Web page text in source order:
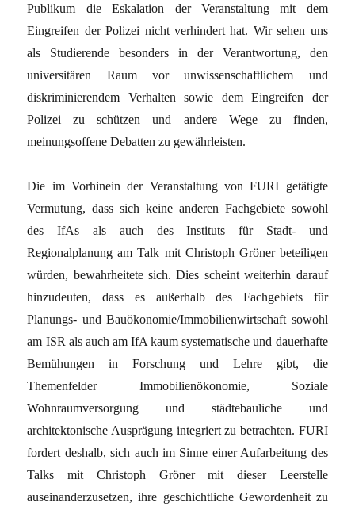
Publikum die Eskalation der Veranstaltung mit dem
Eingreifen der Polizei nicht verhindert hat. Wir sehen uns
als Studierende besonders in der Verantwortung, den
universitären Raum vor unwissenschaftlichem und
diskriminierendem Verhalten sowie dem Eingreifen der
Polizei zu schützen und andere Wege zu finden,
meinungsoffene Debatten zu gewährleisten.
Die im Vorhinein der Veranstaltung von FURI getätigte
Vermutung, dass sich keine anderen Fachgebiete sowohl
des IfAs als auch des Instituts für Stadt- und
Regionalplanung am Talk mit Christoph Gröner beteiligen
würden, bewahrheitete sich. Dies scheint weiterhin darauf
hinzudeuten, dass es außerhalb des Fachgebiets für
Planungs- und Bauökonomie/Immobilienwirtschaft sowohl
am ISR als auch am IfA kaum systematische und dauerhafte
Bemühungen in Forschung und Lehre gibt, die
Themenfelder Immobilienökonomie, Soziale
Wohnraumversorgung und städtebauliche und
architektonische Ausprägung integriert zu betrachten. FURI
fordert deshalb, sich auch im Sinne einer Aufarbeitung des
Talks mit Christoph Gröner mit dieser Leerstelle
auseinanderzusetzen, ihre geschichtliche Gewordenheit zu